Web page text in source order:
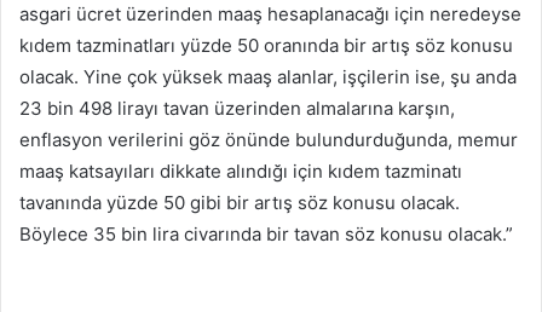
asgari ücret üzerinden maaş hesaplanacağı için neredeyse
kıdem tazminatları yüzde 50 oranında bir artış söz konusu
olacak. Yine çok yüksek maaş alanlar, işçilerin ise, şu anda
23 bin 498 lirayı tavan üzerinden almalarına karşın,
enflasyon verilerini göz önünde bulundurduğunda, memur
maaş katsayıları dikkate alındığı için kıdem tazminatı
tavanında yüzde 50 gibi bir artış söz konusu olacak.
Böylece 35 bin lira civarında bir tavan söz konusu olacak.”